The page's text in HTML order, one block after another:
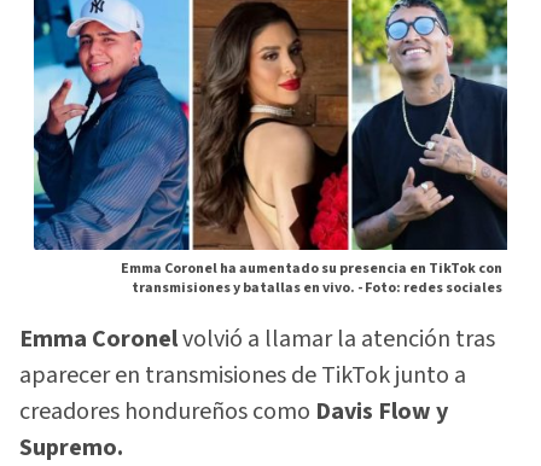
Emma Coronel ha aumentado su presencia en TikTok con
transmisiones y batallas en vivo. -Foto: redes sociales
Emma Coronelvolvió a llamar la atención tras
aparecer en transmisiones de TikTok junto a
creadores hondureños como Davis Flow y
Supremo.